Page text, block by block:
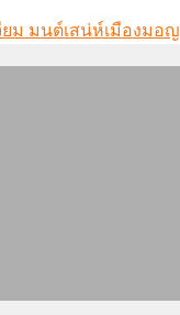
ยม มนต์เสน่ห์เมืองมอญ